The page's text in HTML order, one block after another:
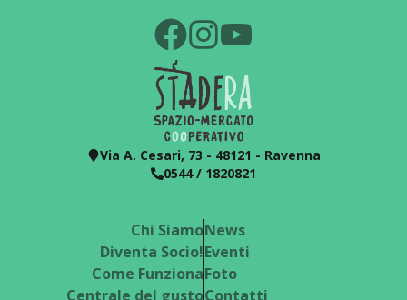
Via A. Cesari, 73 - 48121 - Ravenna
0544 / 1820821
Chi Siamo
Diventa Socio!
Come Funziona
Centrale del gusto
News
Eventi
Foto
Contatti